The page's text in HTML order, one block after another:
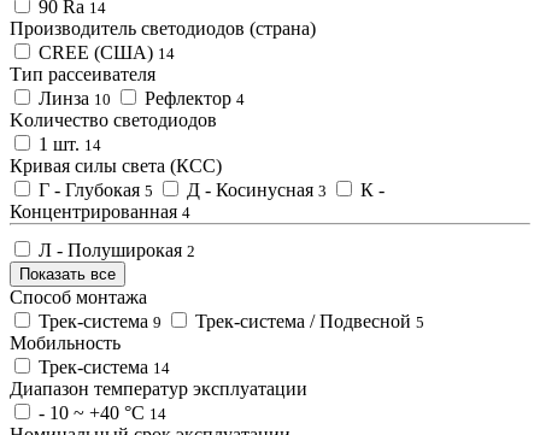
90 Ra 14
Производитель светодиодов (страна)
CREE (США) 14
Тип рассеивателя
Линза 10 Рефлектор 4
Kоличество светодиодов
1 шт. 14
Кривая силы света (КСС)
Г - Глубокая 5 Д - Косинусная 3
К -
Концентрированная 4
Л - Полуширокая 2
Показать все
Способ монтажа
Трек-система 9 Трек-система / Подвесной 5
Мобильность
Трек-система 14
Диапазон температур эксплуатации
- 10 ~ +40 °С 14